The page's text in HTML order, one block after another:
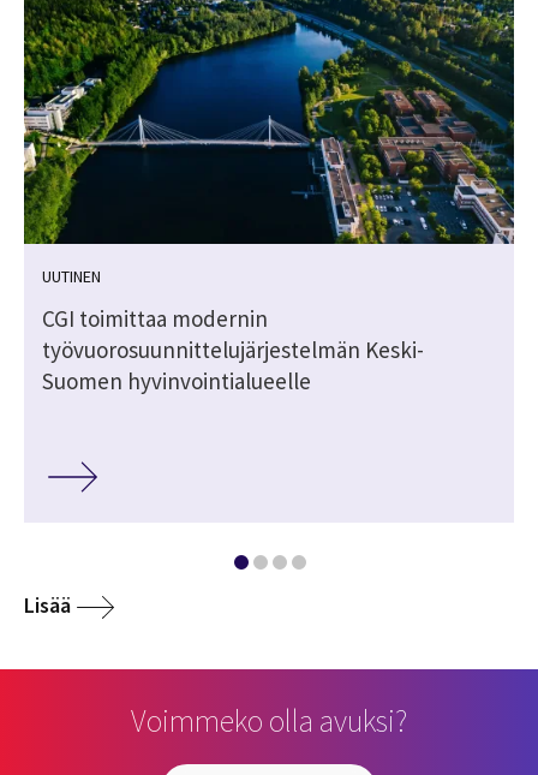
UUTINEN
CGI toimittaa modernin
työvuorosuunnittelujärjestelmän Keski-
Suomen hyvinvointialueelle
Lisää
Voimmeko olla avuksi?